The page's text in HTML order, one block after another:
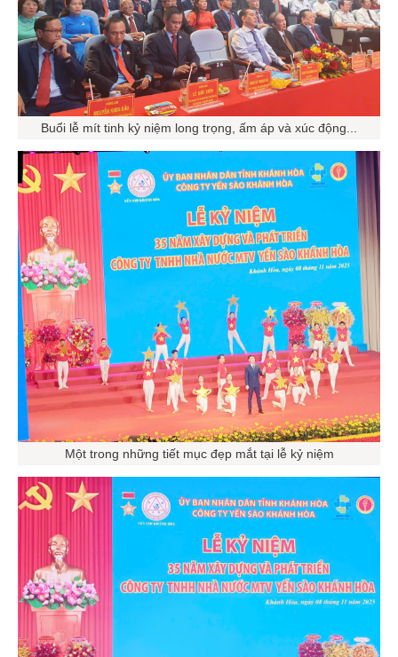
Buổi lễ mít tinh kỷ niệm long trọng, ấm áp và xúc động...
Một trong những tiết mục đẹp mắt tại lễ kỷ niệm